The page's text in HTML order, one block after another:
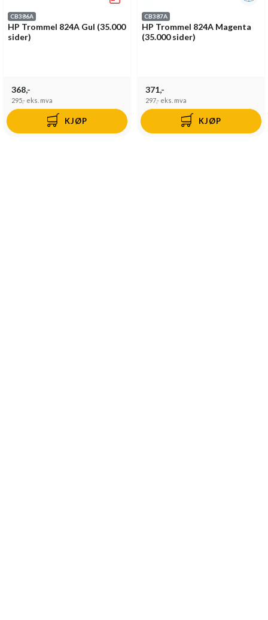
CB386A
HP Trommel 824A Gul (35.000
sider)
368,-
295,- eks. mva
KJØP
CB387A
HP Trommel 824A Magenta
(35.000 sider)
371,-
297,- eks. mva
KJØP